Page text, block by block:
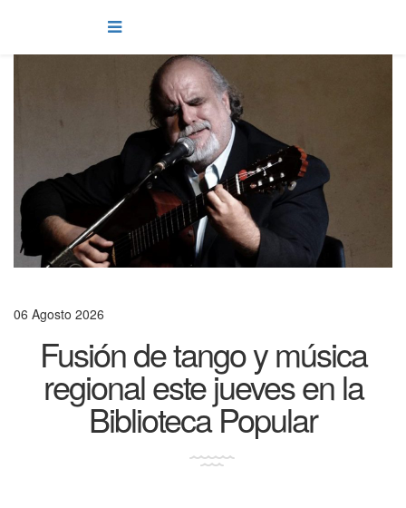
06 Agosto 2026
Fusión de tango y música
regional este jueves en la
Biblioteca Popular